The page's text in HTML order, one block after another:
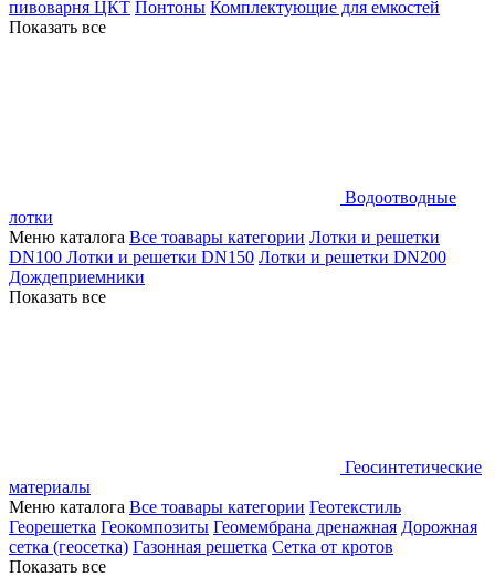
пивоварня ЦКТ Понтоны Комплектующие для емкостей
Показать все
Водоотводные
лотки
Меню каталога Все тоавары категории Лотки и решетки
DN100 Лотки и решетки DN150 Лотки и решетки DN200
Дождеприемники
Показать все
Геосинтетические
материалы
Меню каталога Все тоавары категории Геотекстиль
Георешетка Геокомпозиты Геомембрана дренажная Дорожная
сетка (геосетка) Газонная решетка Сетка от кротов
Показать все